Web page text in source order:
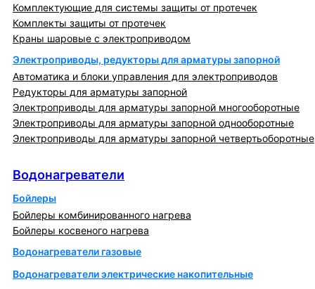
Комплектующие для системы защиты от протечек
Комплекты защиты от протечек
Краны шаровые с электроприводом
Электроприводы, редукторы для арматуры запорной
Автоматика и блоки управления для электроприводов
Редукторы для арматуры запорной
Электроприводы для арматуры запорной многооборотные
Электроприводы для арматуры запорной однооборотные
Электроприводы для арматуры запорной четвертьоборотные
Водонагреватели
Бойлеры
Бойлеры комбинированного нагрева
Бойлеры косвеного нагрева
Водонагреватели газовые
Водонагреватели электрические накопительные